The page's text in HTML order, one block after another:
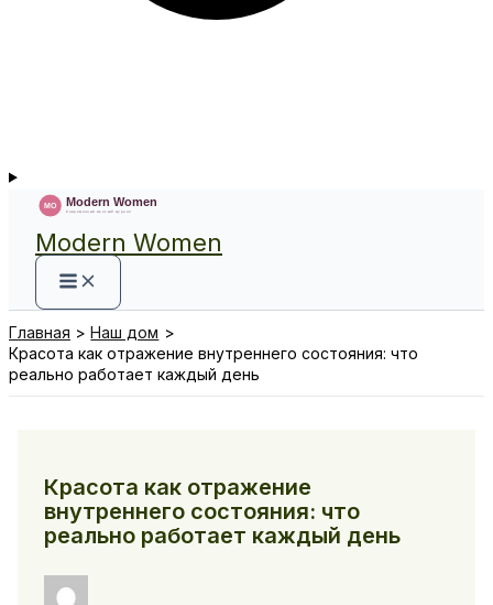
Modern Women
Главная
Наш дом
Красота как отражение внутреннего состояния: что
реально работает каждый день
Красота как отражение
внутреннего состояния: что
реально работает каждый день